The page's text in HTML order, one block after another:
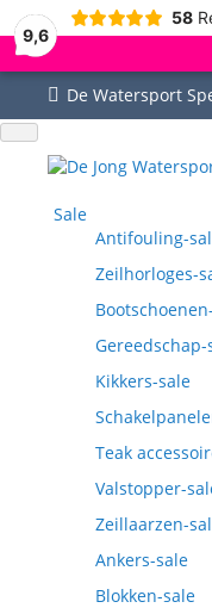
9,6
58
De Watersport
Sale
Antifouling-
Zeilhorloges-
Gereedschap-
Kikkers-sale
Teak
Valstopper-
Zeillaarzen-
Ankers-sale
Blokken-sale